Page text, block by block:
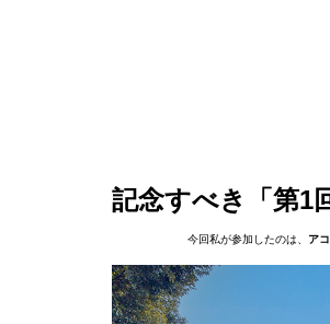
記念すべき「第1
今回私が参加したのは、 ア